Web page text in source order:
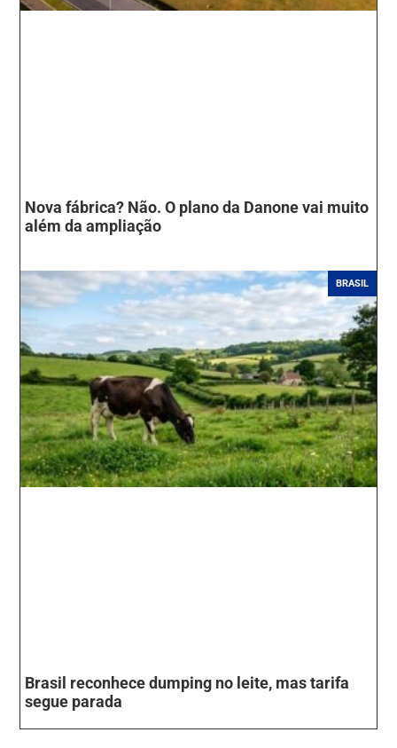
Nova fábrica? Não. O plano da Danone vai muito
além da ampliação
BRASIL
Brasil reconhece dumping no leite, mas tarifa
segue parada